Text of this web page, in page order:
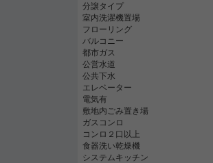
分譲タイプ
室内洗濯機置場
フローリング
バルコニー
都市ガス
公営水道
公共下水
エレベーター
電気有
敷地内ごみ置き場
ガスコンロ
コンロ２口以上
食器洗い乾燥機
システムキッチン